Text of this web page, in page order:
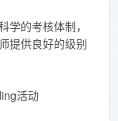
学的考核体制，
提供良好的级别
活动